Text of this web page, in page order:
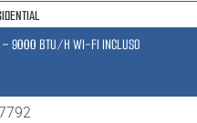
CLIMATIZZATORE AIRWELL HDLA 25 – 9000 BTU/H WI-FI INCLUSO